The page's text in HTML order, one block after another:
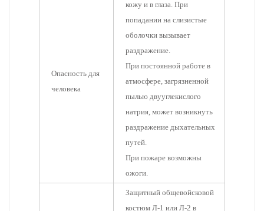
Опасность для
человека
кожу и в глаза. При
попадании на слизистые
оболочки вызывает
раздражение.
При постоянной работе в
атмосфере, загрязненной
пылью двууглекислого
натрия, может возникнуть
раздражение дыхательных
путей.
При пожаре возможны
ожоги.
Защитный общевойсковой
костюм Л-1 или Л-2 в